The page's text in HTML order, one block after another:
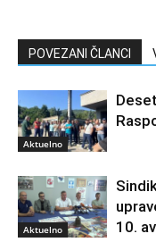
POVEZANI ČLANCI
Aktuelno
Aktuelno
10.